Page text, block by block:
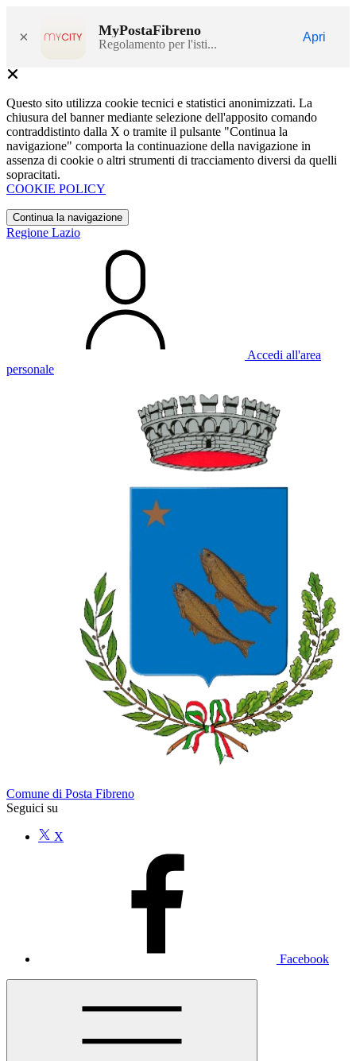
× MyPostaFibreno
Regolamento per l'isti...
Apri
Questo sito utilizza cookie tecnici e statistici anonimizzati. La
chiusura del banner mediante selezione dell'apposito comando
contraddistinto dalla X o tramite il pulsante "Continua la
navigazione" comporta la continuazione della navigazione in
assenza di cookie o altri strumenti di tracciamento diversi da quelli
sopracitati.
COOKIE POLICY
Continua la navigazione
Regione Lazio
Accedi all'area
personale
Comune di Posta Fibreno
Seguici su
X
Facebook